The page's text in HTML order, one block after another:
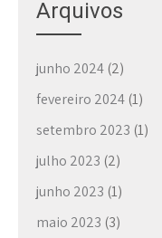
Arquivos
junho 2024 (2)
fevereiro 2024 (1)
setembro 2023 (1)
julho 2023 (2)
junho 2023 (1)
maio 2023 (3)